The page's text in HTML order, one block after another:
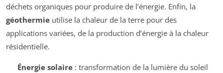
déchets organiques pour produire de l’énergie. Enfin, la
géothermie utilise la chaleur de la terre pour des
applications variées, de la production d’énergie à la chaleur
résidentielle.
Énergie solaire: transformation de la lumière du soleil